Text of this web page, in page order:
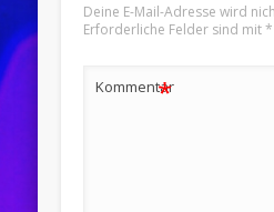
Deine E-Mail-Adresse wird
Erforderliche Felder sind mit*
Kommentar
*